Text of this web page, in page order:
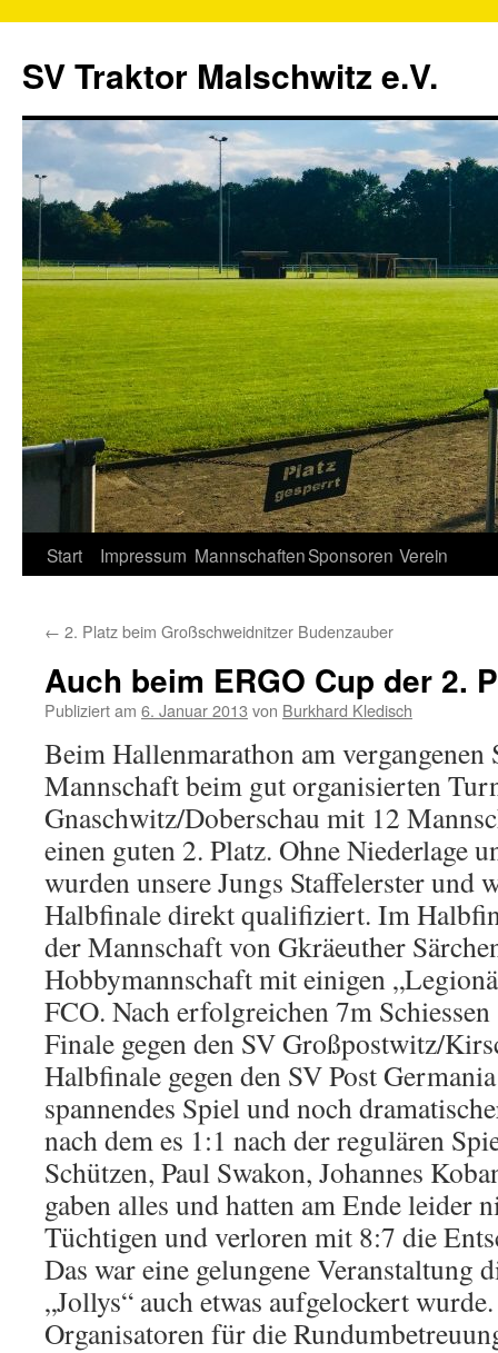
SV Traktor Malschwitz e.V.
Springe
Inhalt
Start Impressum MannschaftenSponsoren Verein
← 2. Platz beim Großschweidnitzer Budenzauber
Auch beim ERGO Cup der 2.
Publiziert am 6. Januar 2013 von Burkhard Kledisch
Beim Hallenmarathon am vergangenen
Mannschaft beim gut organisierten
Gnaschwitz/Doberschau mit 12
einen guten 2. Platz. Ohne Niederlage
wurden unsere Jungs Staffelerster und
Halbfinale direkt qualifiziert. Im
der Mannschaft von Gkräeuther
Hobbymannschaft mit einigen
FCO. Nach erfolgreichen 7m
Finale gegen den SV Großpostwitz/
Halbfinale gegen den SV Post
spannendes Spiel und noch
nach dem es 1:1 nach der regulären
Schützen, Paul Swakon, Johannes
gaben alles und hatten am Ende leider
Tüchtigen und verloren mit 8:7 die
Das war eine gelungene
„Jollys“ auch etwas aufgelockert
Organisatoren für die